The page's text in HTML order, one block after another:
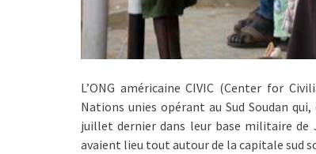
L’ONG américaine CIVIC (Center for
Nations unies opérant au Sud Soudan
juillet dernier dans leur base militaire de
avaient lieu tout autour de la capitale sud